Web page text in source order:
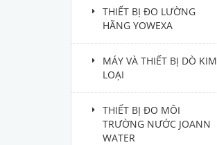
THIẾT BỊ ĐO LƯỜNG
HÃNG YOWEXA
MÁY VÀ THIẾT BỊ DÒ KIM
LOẠI
THIẾT BỊ ĐO MÔI
TRƯỜNG NƯỚC JOANN
WATER